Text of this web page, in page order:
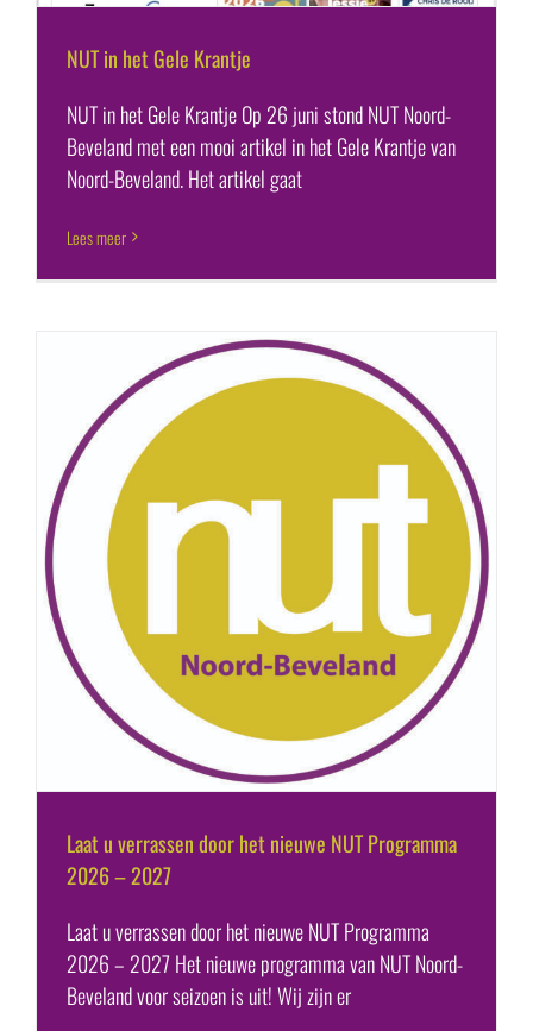
NUT in het Gele Krantje
NUT in het Gele Krantje Op 26 juni stond NUT Noord-
Beveland met een mooi artikel in het Gele Krantje van
Noord-Beveland. Het artikel gaat
Lees meer
Laat u verrassen door het nieuwe NUT Programma
2026 – 2027
Laat u verrassen door het nieuwe NUT Programma
2026 – 2027 Het nieuwe programma van NUT Noord-
Beveland voor seizoen is uit! Wij zijn er